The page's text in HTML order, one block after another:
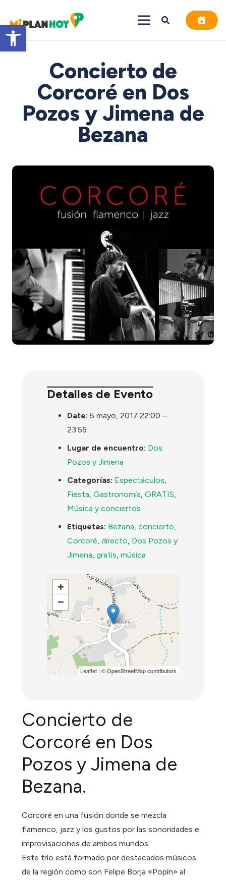
Abrir barra de herramientas
Concierto de
Corcoré en Dos
Pozos y Jimena de
Bezana
Detalles de Evento
Date: 5 mayo, 2017 22:00 –
23:55
Lugar de encuentro: Dos
Pozos y Jimena
Categorías: Espectáculos
Fiesta ,Gastronomía ,GRATIS
Música y conciertos
Etiquetas: Bezana ,concierto
Corcoré ,directo Dos Pozos y
Jimena ,gratis ,música
+
−
Leaflet| ©OpenStreetMapcontributors
Concierto de
Corcoré en Dos
Pozos y Jimena de
Bezana.
Corcoré en una fusión donde se mezcla
flamenco, jazz y los gustos por las sonoridades e
improvisaciones de ambos mundos.
Este trío está formado por destacados músicos
de la región como son Felipe Borja «Popín» al